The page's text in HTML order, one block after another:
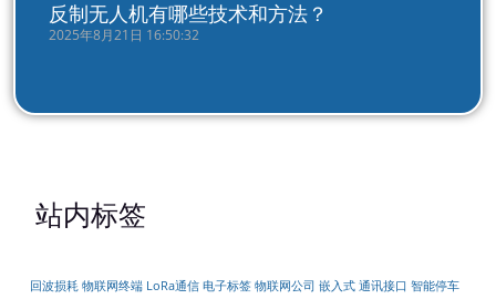
反制无人机有哪些技术和方法？
2025年8月21日 16:50:32
站内标签
回波损耗 物联网终端 LoRa通信 电子标签 物联网公司 嵌入式 通讯接口 智能停车